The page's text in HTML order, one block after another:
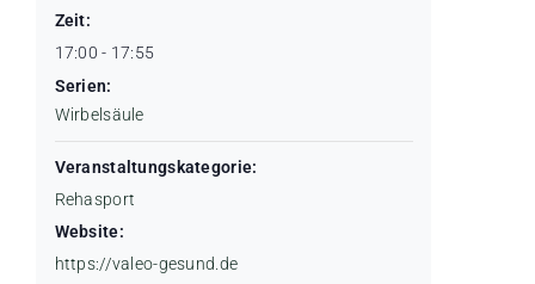
Zeit:
17:00 - 17:55
Serien:
Wirbelsäule
Veranstaltungskategorie:
Rehasport
Website:
https://valeo-gesund.de